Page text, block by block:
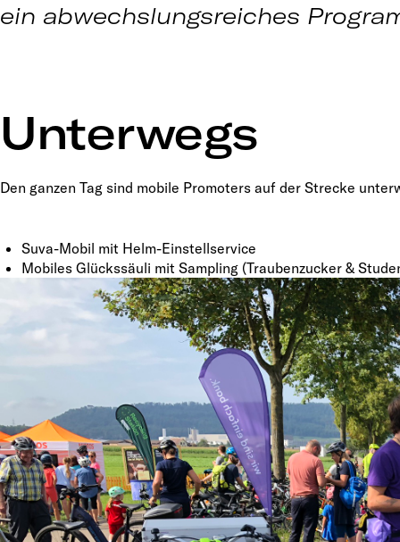
ein abwechslungsreiches
Unterwegs
Den ganzen Tag sind mobile Promoters auf der Strecke
Suva-Mobil mit Helm-Einstellservice
Mobiles Glückssäuli mit Sampling (Traubenzucker &